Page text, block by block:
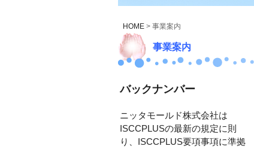
HOME > 事業案内
事業案内
バックナンバー
ニッタモールド株式会社は
ISCCPLUSの最新の規定に則
り、ISCCPLUS要項事項に準拠